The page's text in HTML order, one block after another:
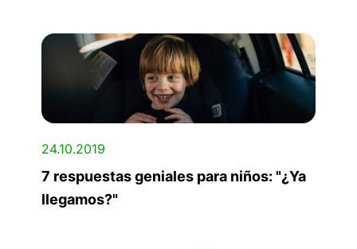
24.10.2019
7 respuestas geniales para niños: "¿Ya
llegamos?"